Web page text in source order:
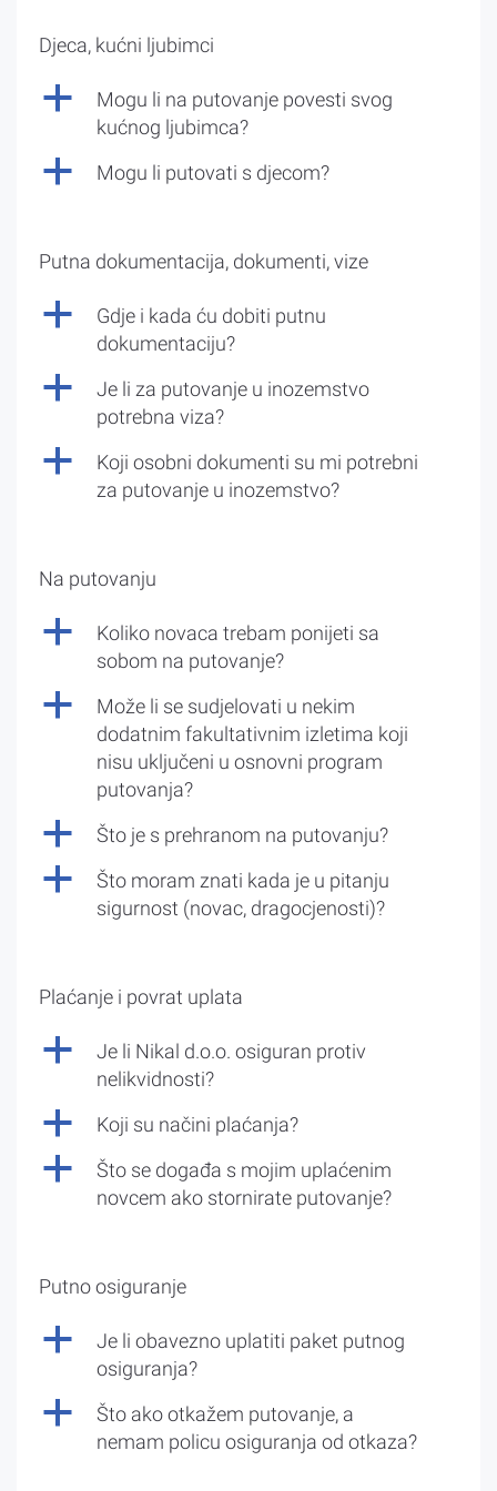
Djeca, kućni ljubimci
a
Mogu li na putovanje povesti svog
kućnog ljubimca?
a Mogu li putovati s djecom?
Putna dokumentacija, dokumenti, vize
a
Gdje i kada ću dobiti putnu
dokumentaciju?
a
Je li za putovanje u inozemstvo
potrebna viza?
a
Koji osobni dokumenti su mi potrebni
za putovanje u inozemstvo?
Na putovanju
a
Koliko novaca trebam ponijeti sa
sobom na putovanje?
a
Može li se sudjelovati u nekim
dodatnim fakultativnim izletima koji
nisu uključeni u osnovni program
putovanja?
a Što je s prehranom na putovanju?
a
Što moram znati kada je u pitanju
sigurnost (novac, dragocjenosti)?
Plaćanje i povrat uplata
a
Je li Nikal d.o.o. osiguran protiv
nelikvidnosti?
a Koji su načini plaćanja?
a
Što se događa s mojim uplaćenim
novcem ako stornirate putovanje?
Putno osiguranje
a
Je li obavezno uplatiti paket putnog
osiguranja?
a
Što ako otkažem putovanje, a
nemam policu osiguranja od otkaza?